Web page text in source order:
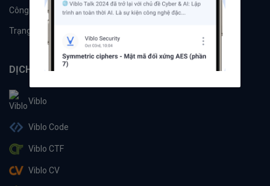
Công cụ Machine Learning
Trạng thái hệ thống
DỊCH VỤ
Viblo
Viblo Code
Viblo CTF
Viblo CV